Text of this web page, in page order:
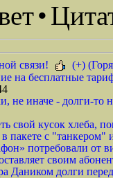
•
связи!
(+)
на бесплатные
не иначе - долги-то
свой кусок хлеба,
пакете с
потребовали от
своим
Даником долги